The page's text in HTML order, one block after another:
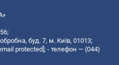
буд. 7, м. Київ, 01013;
protected] ; - телефон — (044)